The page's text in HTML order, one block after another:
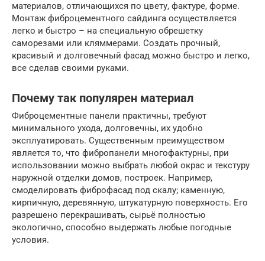
материалов, отличающихся по цвету, фактуре, форме.
Монтаж фиброцементного сайдинга осуществляется
легко и быстро – на специальную обрешетку
саморезами или кляммерами. Создать прочный,
красивый и долговечный фасад можно быстро и легко,
все сделав своими руками.
Почему так популярен материал
Фиброцементные панели практичны, требуют
минимального ухода, долговечны, их удобно
эксплуатировать. Существенным преимуществом
является то, что фибропанели многофактурны, при
использовании можно выбрать любой окрас и текстуру
наружной отделки домов, построек. Например,
смоделировать фиброфасад под скалу; каменную,
кирпичную, деревянную, штукатурную поверхность. Его
разрешено перекрашивать, сырьё полностью
экологично, способно выдержать любые погодные
условия.